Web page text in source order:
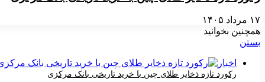
۱۷ مرداد ۱۴۰۵
همچنین بخوانید
بستن
اخبار
رکورد تازه ذخایر طلای چین با خرید تاریخی بانک مرکزی